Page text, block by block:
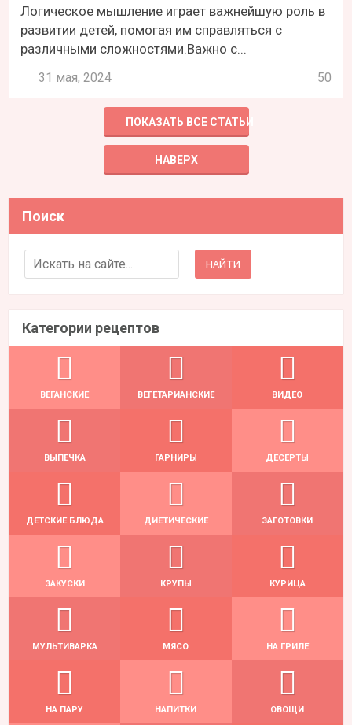
Логическое мышление играет важнейшую роль в
развитии детей, помогая им справляться с
различными сложностями.Важно с...
31 мая, 2024 50
ПОКАЗАТЬ ВСЕ СТАТЬИ
НАВЕРХ
Поиск
Search for:
Категории рецептов
ВЕГАНСКИЕ ВЕГЕТАРИАНСКИЕ ВИДЕО
ВЫПЕЧКА ГАРНИРЫ ДЕСЕРТЫ
ДЕТСКИЕ БЛЮДА ДИЕТИЧЕСКИЕ ЗАГОТОВКИ
ЗАКУСКИ КРУПЫ КУРИЦА
МУЛЬТИВАРКА МЯСО НА ГРИЛЕ
НА ПАРУ НАПИТКИ ОВОЩИ